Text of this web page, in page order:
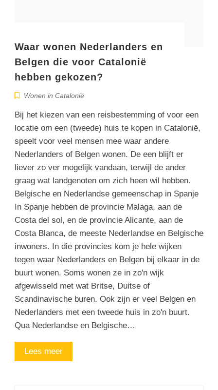
Waar wonen Nederlanders en
Belgen die voor Catalonië
hebben gekozen?
Wonen in Catalonië
Bij het kiezen van een reisbestemming of voor een
locatie om een (tweede) huis te kopen in Catalonië,
speelt voor veel mensen mee waar andere
Nederlanders of Belgen wonen. De een blijft er
liever zo ver mogelijk vandaan, terwijl de ander
graag wat landgenoten om zich heen wil hebben.
Belgische en Nederlandse gemeenschap in Spanje
In Spanje hebben de provincie Malaga, aan de
Costa del sol, en de provincie Alicante, aan de
Costa Blanca, de meeste Nederlandse en Belgische
inwoners. In die provincies kom je hele wijken
tegen waar Nederlanders en Belgen bij elkaar in de
buurt wonen. Soms wonen ze in zo'n wijk
afgewisseld met wat Britse, Duitse of
Scandinavische buren. Ook zijn er veel Belgen en
Nederlanders met een tweede huis in zo'n buurt.
Qua Nederlandse en Belgische…
Lees meer